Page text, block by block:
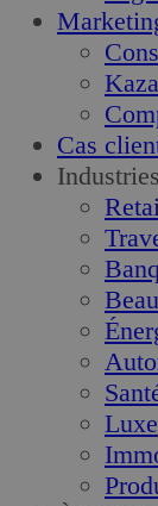
Cas
Industries
Luxe